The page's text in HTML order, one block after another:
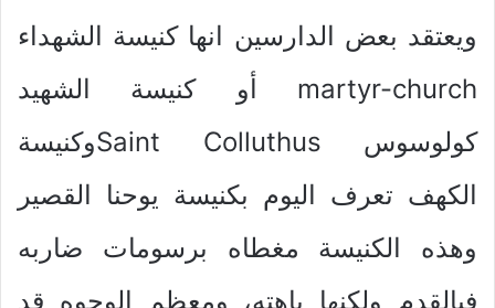
ويعتقد بعض الدارسين انها كنيسة الشهداء
martyr-church أو كنيسة الشهيد
كولوسوس Saint Colluthusوكنيسة
الكهف تعرف اليوم بكنيسة يوحنا القصير
وهذه الكنيسة مغطاه برسومات ضاربه
فىالقدم ولكنها باهته، ومعظم الوجوه قد